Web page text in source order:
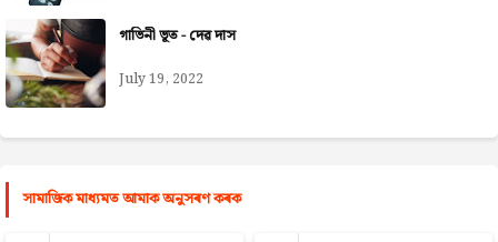
গাভিনী ভূত - দেৱ দাস
July 19, 2022
সামাজিক মাধ্যমত আমাক অনুসৰণ কৰক